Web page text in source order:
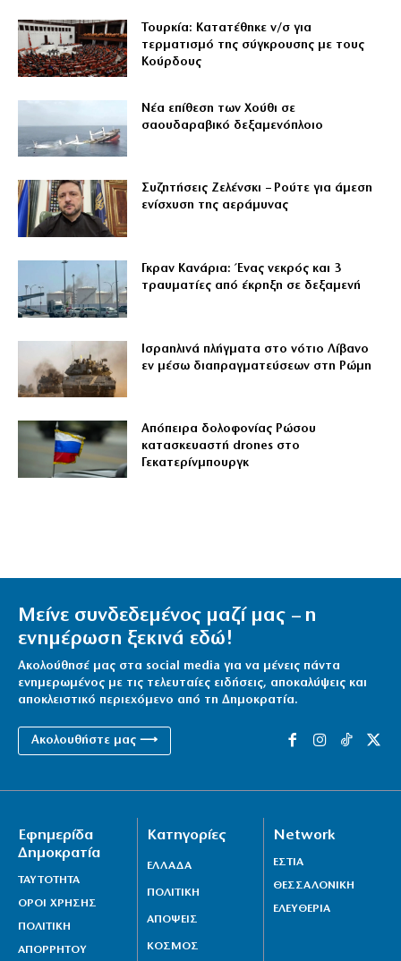
Τουρκία: Κατατέθηκε ν/σ για
τερματισμό της σύγκρουσης με τους
Κούρδους
Νέα επίθεση των Χούθι σε
σαουδαραβικό δεξαμενόπλοιο
Συζητήσεις Ζελένσκι – Ρούτε για άμεση
ενίσχυση της αεράμυνας
Γκραν Κανάρια: Ένας νεκρός και 3
τραυματίες από έκρηξη σε δεξαμενή
Ισραηλινά πλήγματα στο νότιο Λίβανο
εν μέσω διαπραγματεύσεων στη Ρώμη
Απόπειρα δολοφονίας Ρώσου
κατασκευαστή drones στο
Γεκατερίνμπουργκ
Μείνε συνδεδεμένος μαζί μας – η
ενημέρωση ξεκινά εδώ!
Ακολούθησέ μας στα social media για να μένεις πάντα
ενημερωμένος με τις τελευταίες ειδήσεις, αποκαλύψεις και
αποκλειστικό περιεχόμενο από τη Δημοκρατία.
Ακολουθήστε μας ⟶
Εφημερίδα
Δημοκρατία
ΤΑΥΤΟΤΗΤΑ
ΟΡΟΙ ΧΡΗΣΗΣ
ΠΟΛΙΤΙΚΗ
ΑΠΟΡΡΗΤΟΥ
Κατηγορίες
ΕΛΛΑΔΑ
ΠΟΛΙΤΙΚΗ
ΑΠΟΨΕΙΣ
ΚΟΣΜΟΣ
Network
ΕΣΤΙΑ
ΘΕΣΣΑΛΟΝΙΚΗ
ΕΛΕΥΘΕΡΙΑ